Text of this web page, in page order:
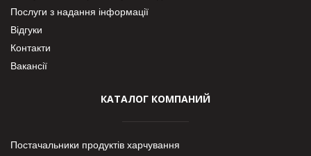
Послуги з надання інформації
Відгуки
Контакти
Вакансії
КАТАЛОГ КОМПАНИЙ
Постачальники продуктів харчування